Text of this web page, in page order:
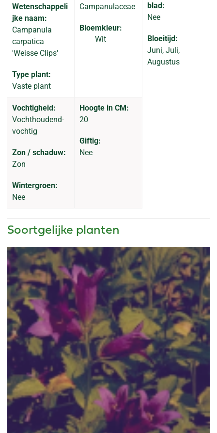
Wetenschappeli
jke naam:
Campanula
carpatica
'Weisse Clips'
Type plant:
Vaste plant
Campanulaceae
Bloemkleur:
Wit
blad:
Nee
Bloeitijd:
Juni, Juli,
Augustus
Vochtigheid:
Vochthoudend-
vochtig
Zon / schaduw:
Zon
Wintergroen:
Nee
Hoogte in CM:
20
Giftig:
Nee
Soortgelijke planten